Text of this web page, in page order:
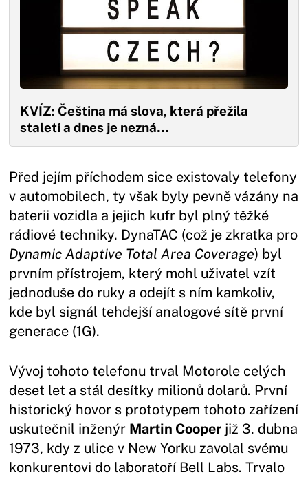
KVÍZ: Čeština má slova, která přežila
staletí a dnes je nezná…
Před jejím příchodem sice existovaly telefony
v automobilech, ty však byly pevně vázány na
baterii vozidla a jejich kufr byl plný těžké
rádiové techniky. DynaTAC (což je zkratka pro
Dynamic Adaptive Total Area Coverage) byl
prvním přístrojem, který mohl uživatel vzít
jednoduše do ruky a odejít s ním kamkoliv,
kde byl signál tehdejší analogové sítě první
generace (1G).
Vývoj tohoto telefonu trval Motorole celých
deset let a stál desítky milionů dolarů. První
historický hovor s prototypem tohoto zařízení
uskutečnil inženýr Martin Cooper již 3. dubna
1973, kdy z ulice v New Yorku zavolal svému
konkurentovi do laboratoří Bell Labs. Trvalo